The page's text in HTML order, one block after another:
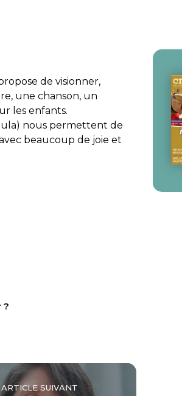
de visionner,
une chanson, un
les enfants.
nous permettent de
beaucoup de joie et
?
ARTICLE SUIVANT